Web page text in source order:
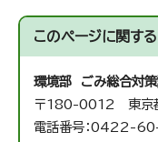
このページに関する
環境部 ごみ総合対
〒180-0012 東京
電話番号：0422-